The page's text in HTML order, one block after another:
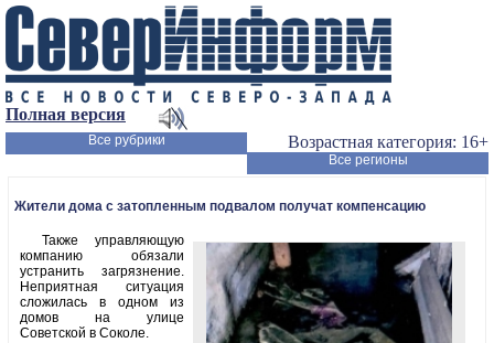
Полная версия
Возрастная категория: 16+
Все рубрики
Все регионы
Жители дома с затопленным подвалом получат компенсацию
Также управляющую
компанию обязали
устранить загрязнение.
Неприятная ситуация
сложилась в одном из
домов на улице
Советской в Соколе.